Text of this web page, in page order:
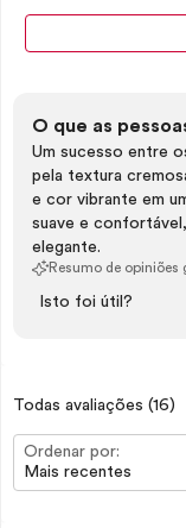
O que as
Um sucesso entre
pela textura
e cor vibrante em
suave e
elegante.
Resumo de opiniões
Isto foi útil?
Todas avaliações (16)
Ordenar por:
Mais recentes